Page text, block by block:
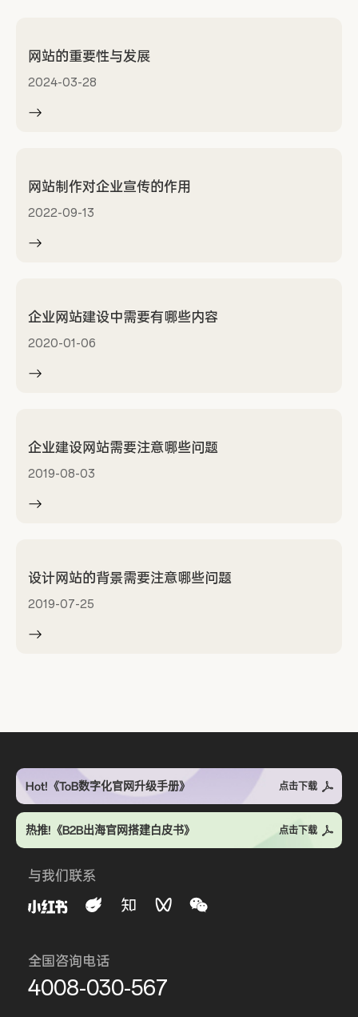
网站的重要性与发展
2024-03-28
网站制作对企业宣传的作用
2022-09-13
企业网站建设中需要有哪些内容
2020-01-06
企业建设网站需要注意哪些问题
2019-08-03
设计网站的背景需要注意哪些问题
2019-07-25
Hot!《ToB数字化官网升级手册》 点击下载
热推!《B2B出海官网搭建白皮书》 点击下载
与我们联系
全国咨询电话
4008-030-567